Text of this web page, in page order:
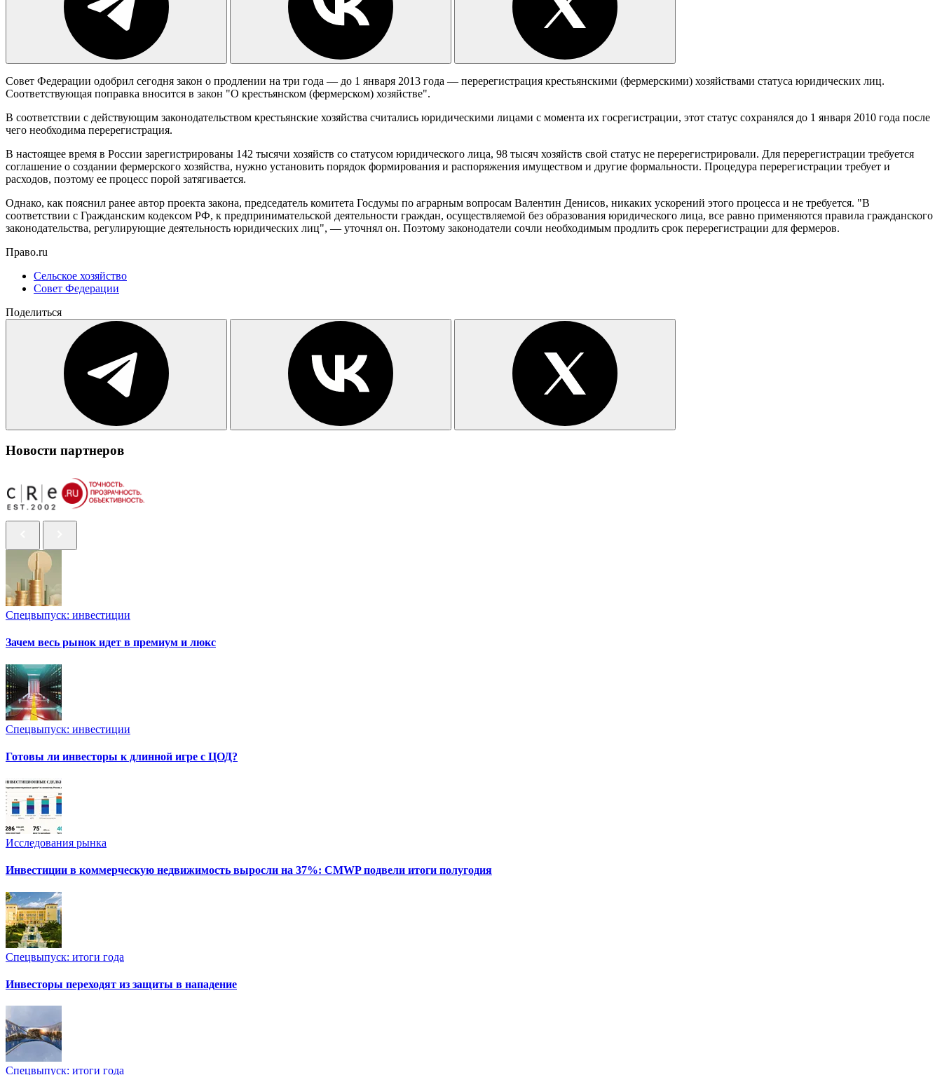
Совет Федерации одобрил сегодня закон о продлении на три года — до 1 января 2013 года — перерегистрация крестьянскими (фермерскими) хозяйствами статуса юридических лиц.
Соответствующая поправка вносится в закон "О крестьянском (фермерском) хозяйстве".
В соответствии с действующим законодательством крестьянские хозяйства считались юридическими лицами с момента их госрегистрации, этот статус сохранялся до 1 января 2010 года после
чего необходима перерегистрация.
В настоящее время в России зарегистрированы 142 тысячи хозяйств со статусом юридического лица, 98 тысяч хозяйств свой статус не перерегистрировали. Для перерегистрации требуется
соглашение о создании фермерского хозяйства, нужно установить порядок формирования и распоряжения имуществом и другие формальности. Процедура перерегистрации требует и
расходов, поэтому ее процесс порой затягивается.
Однако, как пояснил ранее автор проекта закона, председатель комитета Госдумы по аграрным вопросам Валентин Денисов, никаких ускорений этого процесса и не требуется. "В
соответствии с Гражданским кодексом РФ, к предпринимательской деятельности граждан, осуществляемой без образования юридического лица, все равно применяются правила гражданского
законодательства, регулирующие деятельность юридических лиц", — уточнял он. Поэтому законодатели сочли необходимым продлить срок перерегистрации для фермеров.
Право.ru
Сельское хозяйство
Совет Федерации
Поделиться
Новости партнеров
Спецвыпуск: инвестиции
Зачем весь рынок идет в премиум и люкс
Спецвыпуск: инвестиции
Готовы ли инвесторы к длинной игре с ЦОД?
Исследования рынка
Инвестиции в коммерческую недвижимость выросли на 37%: CMWP подвели итоги полугодия
Спецвыпуск: итоги года
Инвесторы переходят из защиты в нападение
Спецвыпуск: итоги года